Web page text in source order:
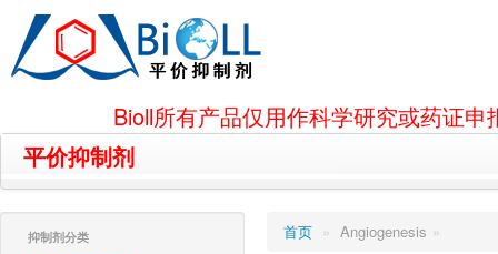
Bioll所有产品仅用作科学研究或药证
平价抑制剂
抑制剂分类 首页 » Angiogenesis »